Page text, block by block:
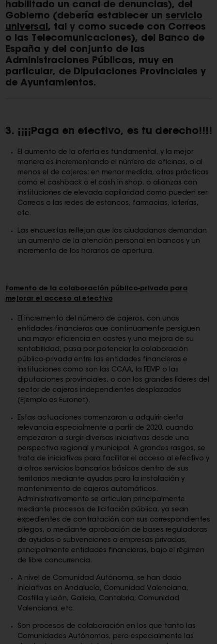
habilitado un canal de denuncias), del
Gobierno (debería establecer un servicio
universal, tal y como sucede con Correos
o las Telecomunicaciones), del Banco de
España y del conjunto de las
Administraciones Públicas, muy en
particular, de Diputaciones Provinciales y
de Ayuntamientos.
3. ¡¡¡¡Paga en efectivo, es tu derecho!!!!
El aumento de la oferta es fundamental, y la mejor
manera es incrementando el número de oficinas, o al
menos el de cajeros; en menor medida, otras prácticas
como el cashback o el cash in shop, o alianzas con
instituciones de elevada capilaridad como pueden ser
Correos o las redes de estancos, farmacias, loterías,
etc.
Las encuestas reflejan que los ciudadanos demandan
un aumento de la atención personal en bancos y un
incremento de los horarios de apertura.
Fomento de la colaboración público-privada para
mejorar el acceso al efectivo
El incremento del número de cajeros, con unas
entidades financieras que continuamente persiguen
una mayor eficiencia en costes y una mejora de su
rentabilidad, pasa por potenciar la colaboración
público-privada entre las entidades financieras e
instituciones como son las CCAA, la FEMP o las
diputaciones provinciales, o con los grandes líderes del
sector de cajeros independientes desplazados
(Ejemplo es Euronet).
Estas actuaciones comenzaron a adquirir cierta
relevancia especialmente a partir de 2020, cuando
empezaron a surgir diversas iniciativas desde una
perspectiva regional y municipal. A grandes rasgos, se
trata de iniciativas para facilitar el acceso al efectivo y
a otros servicios bancarios básicos dentro de sus
territorios mediante ayudas para la instalación y
mantenimiento de cajeros automáticos.
Administrativamente se articulan principalmente
mediante procesos de licitación pública, ya sean
expedientes de contratación con sus correspondientes
pliegos, o mediante aprobación de bases reguladoras
de ayudas o subvenciones a empresas privadas,
principalmente entidades financieras, bajo el régimen
de libre concurrencia.
A nivel de Comunidad Autónoma, se han dado
iniciativas en Andalucía, Comunidad Valenciana,
Castilla y León, Galicia, Cantabria, Comunidad
Valenciana, etc.
Son procesos de colaboración en los que tanto las
Comunidades Autónomas, pero especialmente las